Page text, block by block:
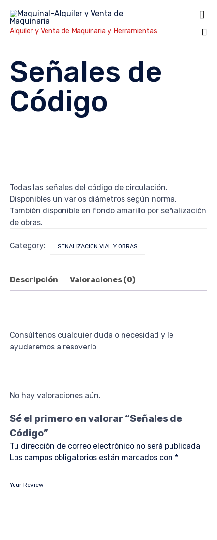
Alquiler y Venta de Maquinaria y Herramientas

Señales de
Código
Todas las señales del código de circulación.
Disponibles un varios diámetros según norma.
También disponible en fondo amarillo por señalización
de obras.
Category: SEÑALIZACIÓN VIAL Y OBRAS
Descripción Valoraciones (0)
Consúltenos cualquier duda o necesidad y le
ayudaremos a resoverlo
No hay valoraciones aún.
Sé el primero en valorar “Señales de
Código”
Tu dirección de correo electrónico no será publicada.
Los campos obligatorios están marcados con *
Your Review